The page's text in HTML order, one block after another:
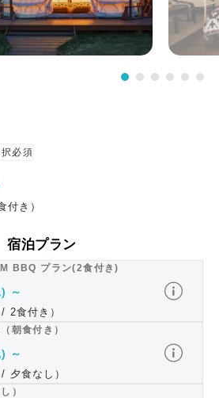
必須
付き）
宿泊プラン
BBQ プラン(2食付き)
～
2食付き）
朝食付き）
～
夕食なし）
）